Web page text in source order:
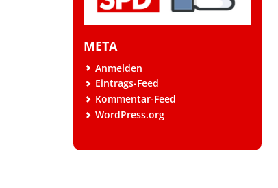
META
Anmelden
Eintrags-Feed
Kommentar-Feed
WordPress.org